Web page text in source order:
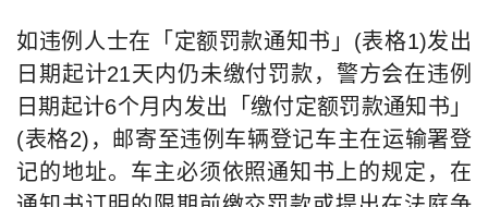
如违例人士在「定额罚款通知书」(表格1)发出
日期起计21天内仍未缴付罚款，警方会在违例
日期起计6个月内发出「缴付定额罚款通知书」
(表格2)，邮寄至违例车辆登记车主在运输署登
记的地址。车主必须依照通知书上的规定，在